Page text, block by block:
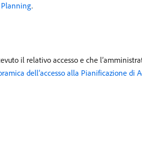
.
il relativo accesso e che
dell’accesso alla Pianificazione di